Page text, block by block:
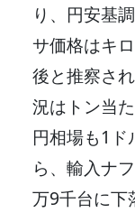
り、円安基
サ価格はキ
後と推察さ
況はトン当
円相場も1
ら、輸入ナ
万9千台に下